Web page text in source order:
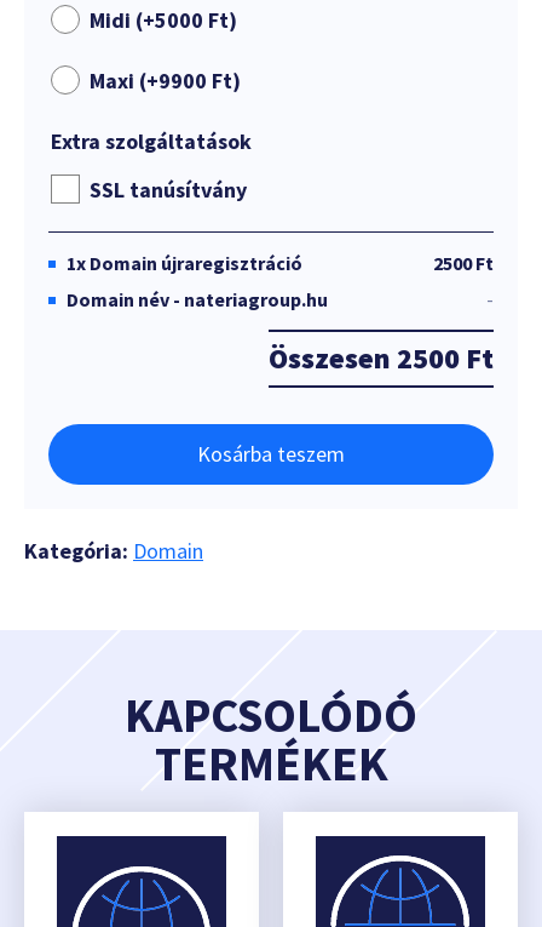
Midi (+5000 Ft)
Maxi (+9900 Ft)
Extra szolgáltatások
SSL tanúsítvány
1x Domain újraregisztráció
2500 Ft
Domain név - nateriagroup.hu
-
Összesen 2500 Ft
Kosárba teszem
Kategória: Domain
KAPCSOLÓDÓ
TERMÉKEK